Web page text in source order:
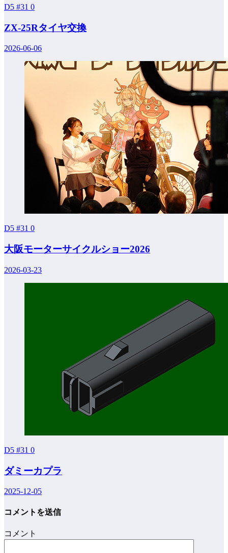
D5 #31 0
ZX-25Rタイヤ交換
2026-06-06
D5 #31 0
大阪モーターサイクルショー2026
2026-03-23
D5 #31 0
ダミーカプラ
2025-12-05
コメントを送信
コメント